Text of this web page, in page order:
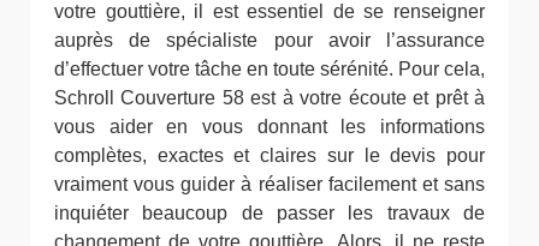
votre gouttière, il est essentiel de se renseigner
auprès de spécialiste pour avoir l’assurance
d’effectuer votre tâche en toute sérénité. Pour cela,
Schroll Couverture 58 est à votre écoute et prêt à
vous aider en vous donnant les informations
complètes, exactes et claires sur le devis pour
vraiment vous guider à réaliser facilement et sans
inquiéter beaucoup de passer les travaux de